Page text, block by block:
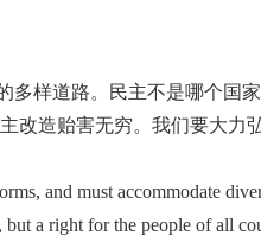
多样道路。民主不是哪个国
改造贻害无穷。我们要大力
and must accommodate
a right for the people of all